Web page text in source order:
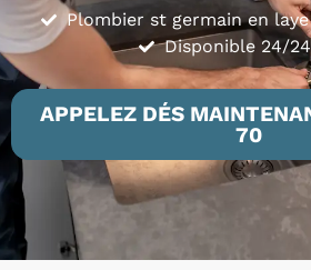
Plombier st germain en
Disponible 24/
APPELEZ DÉS
70